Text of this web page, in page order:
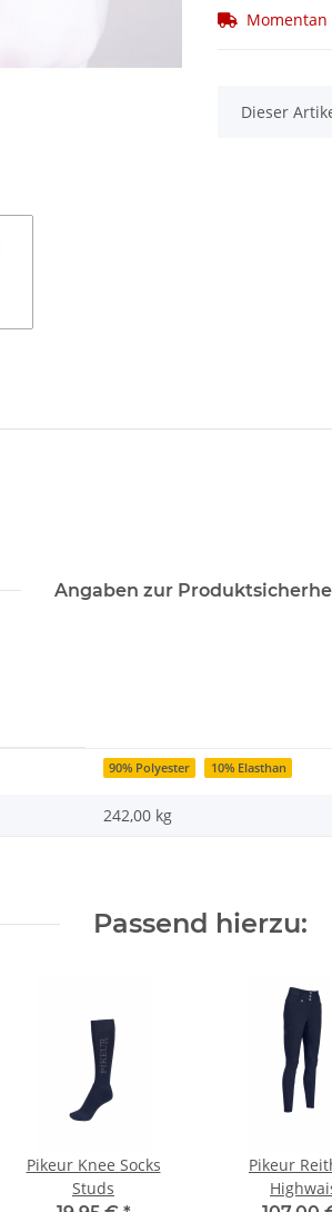
x
Dieser
Angaben zur
90% Polyester 10% Elasthan
242,00 kg
Passend hierzu:
Pikeur Knee Socks
Studs
Pikeur